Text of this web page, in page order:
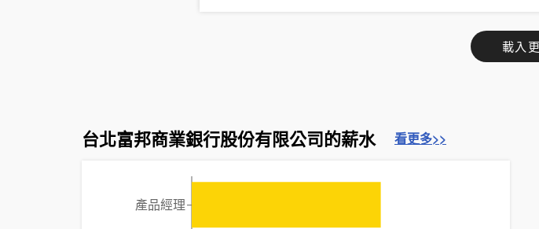
載入
台北富邦商業銀行股份有限公司的薪水 看更多>>
產品經理